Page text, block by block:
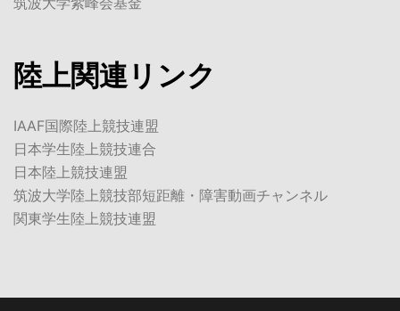
陸上関連リンク
IAAF国際陸上競技連盟
日本学生陸上競技連合
日本陸上競技連盟
筑波大学陸上競技部短距離・障害動画チャンネル
関東学生陸上競技連盟